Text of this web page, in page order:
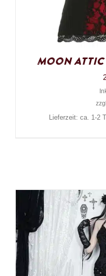
Moon Attic
Lieferzeit: ca. 1-2